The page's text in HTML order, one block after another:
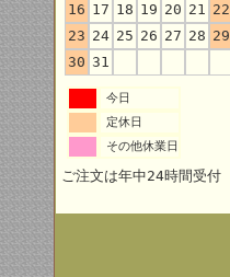
16 17 18 19 20 21 22
23 24 25 26 27 28 29
30 31
今日
定休日
その他休業日
ご注文は年中24時間受付